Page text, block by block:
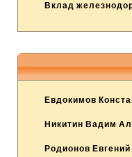
Вклад
Евдокимов
Никитин Вадим
Родионов